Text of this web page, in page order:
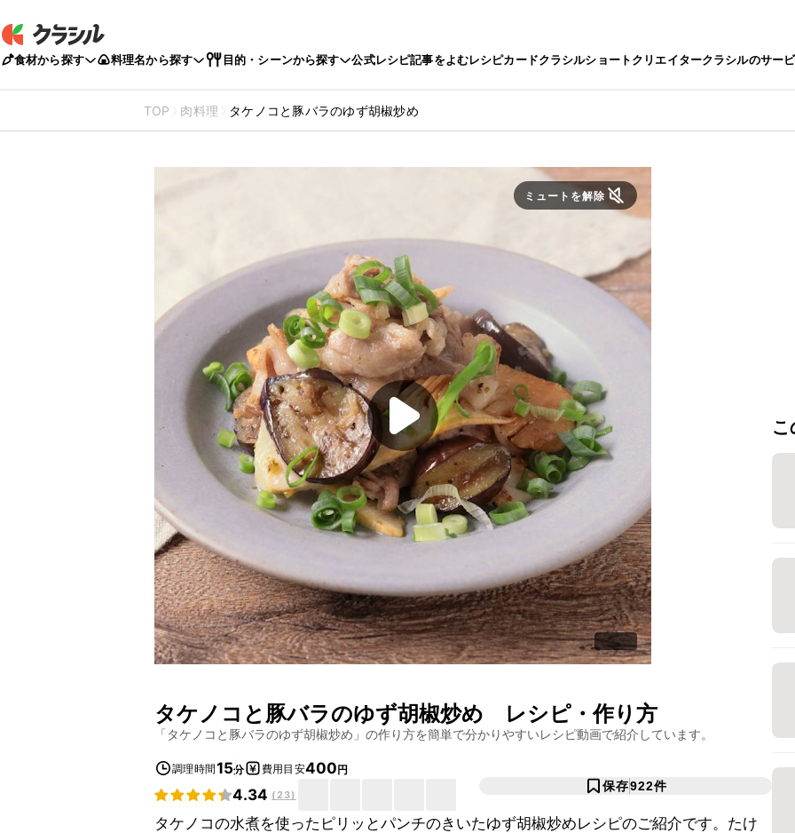
食材から探す 料理名から探す 目的・シーンから探す 公式レシピ記事をよむレシピカードクラシルショートクリエイタークラシルのサー
TOP 肉料理 タケノコと豚バラのゆず胡椒炒め
ミュートを解除
タケノコと豚バラのゆず胡椒炒め レシピ・作り方
「タケノコと豚バラのゆず胡椒炒め 」の作り方を簡単で分かりやすいレシピ動画で紹介しています。
調理時間15分 費用目安400円
4.34 (23)
保存922件
タケノコの水煮を使ったピリッとパンチのきいたゆず胡椒炒めレシピのご紹介です。たけ